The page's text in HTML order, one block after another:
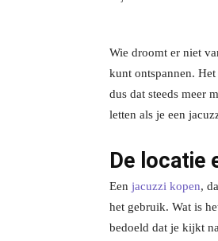
Wie droomt er niet
kunt ontspannen.
dus dat steeds meer
letten als je een
De locatie
Een jacuzzi kopen,
het gebruik. Wat is
bedoeld dat je kijkt